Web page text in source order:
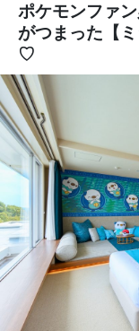
ポケモンファ
がつまった【
♡